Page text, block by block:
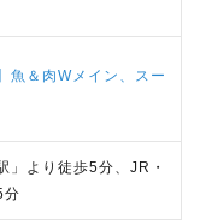
魚＆肉Wメイン、スー
」より徒歩5分、JR・
分